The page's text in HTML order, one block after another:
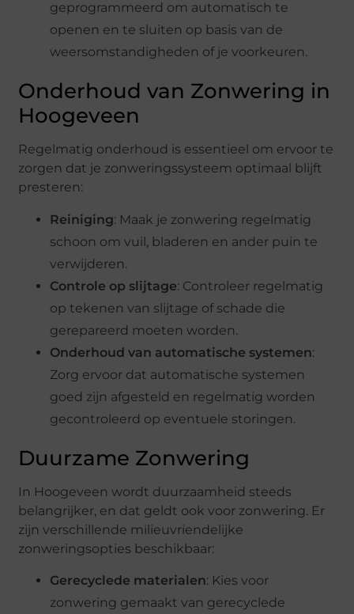
geprogrammeerd om automatisch te
openen en te sluiten op basis van de
weersomstandigheden of je voorkeuren.
Onderhoud van Zonwering in
Hoogeveen
Regelmatig onderhoud is essentieel om ervoor te
zorgen dat je zonweringssysteem optimaal blijft
presteren:
Reiniging: Maak je zonwering regelmatig
schoon om vuil, bladeren en ander puin te
verwijderen.
Controle op slijtage: Controleer regelmatig
op tekenen van slijtage of schade die
gerepareerd moeten worden.
Onderhoud van automatische systemen:
Zorg ervoor dat automatische systemen
goed zijn afgesteld en regelmatig worden
gecontroleerd op eventuele storingen.
Duurzame Zonwering
In Hoogeveen wordt duurzaamheid steeds
belangrijker, en dat geldt ook voor zonwering. Er
zijn verschillende milieuvriendelijke
zonweringsopties beschikbaar:
Gerecyclede materialen: Kies voor
zonwering gemaakt van gerecyclede